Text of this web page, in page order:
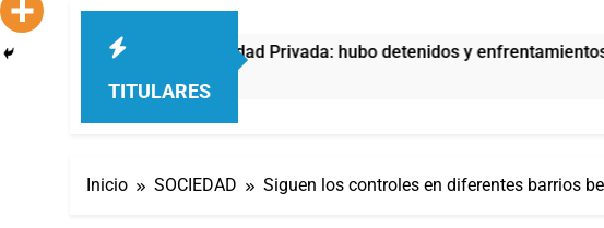
TITULARES
la Ley de Propiedad Privada: hubo detenidos y enfrentamientos
Inicio SOCIEDAD Siguen los controles en diferentes barrios